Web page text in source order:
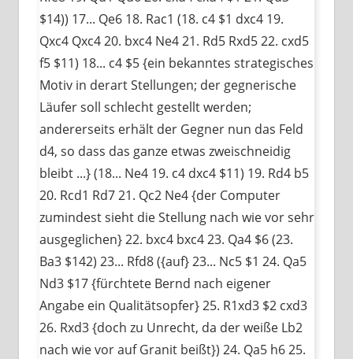
$14)) 17... Qe6 18. Rac1 (18. c4 $1 dxc4 19.
Qxc4 Qxc4 20. bxc4 Ne4 21. Rd5 Rxd5 22. cxd5
f5 $11) 18... c4 $5 {ein bekanntes strategisches
Motiv in derart Stellungen; der gegnerische
Läufer soll schlecht gestellt werden;
andererseits erhält der Gegner nun das Feld
d4, so dass das ganze etwas zweischneidig
bleibt ...} (18... Ne4 19. c4 dxc4 $11) 19. Rd4 b5
20. Rcd1 Rd7 21. Qc2 Ne4 {der Computer
zumindest sieht die Stellung nach wie vor sehr
ausgeglichen} 22. bxc4 bxc4 23. Qa4 $6 (23.
Ba3 $142) 23... Rfd8 ({auf} 23... Nc5 $1 24. Qa5
Nd3 $17 {fürchtete Bernd nach eigener
Angabe ein Qualitätsopfer} 25. R1xd3 $2 cxd3
26. Rxd3 {doch zu Unrecht, da der weiße Lb2
nach wie vor auf Granit beißt}) 24. Qa5 h6 25.